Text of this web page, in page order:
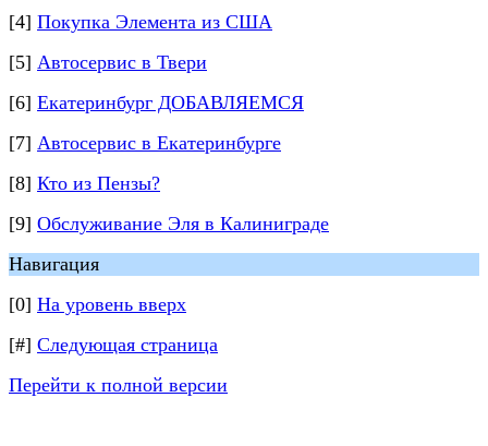
[4] Покупка Элемента из США
[5] Автосервис в Твери
[6] Екатеринбург ДОБАВЛЯЕМСЯ
[7] Автосервис в Екатеринбурге
[8] Кто из Пензы?
[9] Обслуживание Эля в Калиниграде
Навигация
[0] На уровень вверх
[#] Следующая страница
Перейти к полной версии